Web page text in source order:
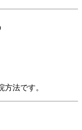
法です。